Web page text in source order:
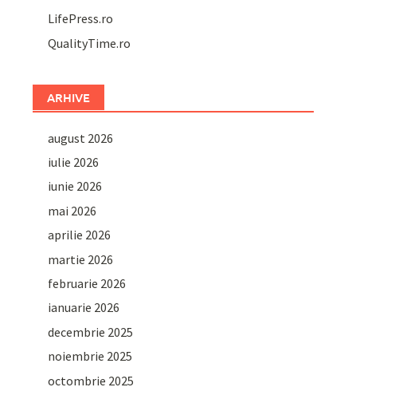
LifePress.ro
QualityTime.ro
ARHIVE
august 2026
iulie 2026
iunie 2026
mai 2026
aprilie 2026
martie 2026
februarie 2026
ianuarie 2026
decembrie 2025
noiembrie 2025
octombrie 2025